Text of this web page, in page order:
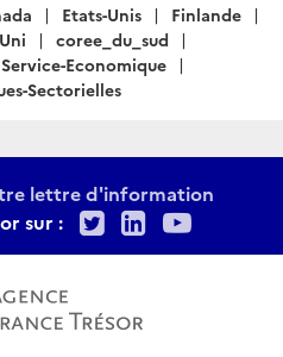
Etats-Unis
Finlande
coree_du_sud
Service-Economique
Sectorielles
lettre d'information
sur :
TwitterLinkedIn